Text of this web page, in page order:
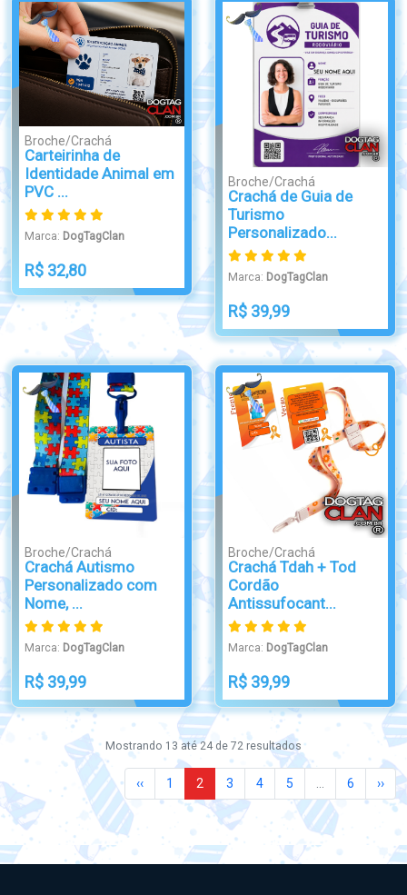
Broche/Crachá
Carteirinha de
Identidade Animal em
PVC ...
Marca: DogTagClan
R$ 32,80
Broche/Crachá
Crachá de Guia de
Turismo
Personalizado...
Marca: DogTagClan
R$ 39,99
Broche/Crachá
Crachá Autismo
Personalizado com
Nome, ...
Marca: DogTagClan
R$ 39,99
Broche/Crachá
Crachá Tdah + Tod
Cordão
Antissufocant...
Marca: DogTagClan
R$ 39,99
Mostrando 13 até24de 72 resultados
‹‹ 1 2 3 4 5 ... 6 ››